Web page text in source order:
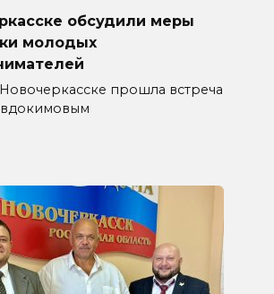
обсудили меры
молодых
Новочеркасске прошла встреча